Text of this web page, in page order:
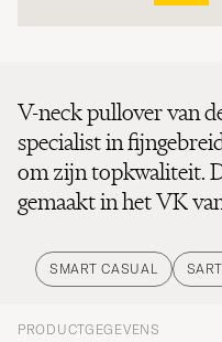
V-neck pullover van
specialist in
om zijn topkwaliteit.
gemaakt in het VK
SMART CASUAL
PRODUCTGEGEVENS